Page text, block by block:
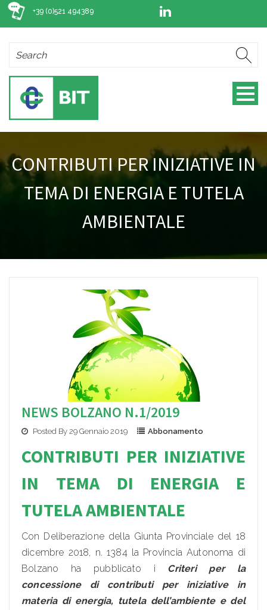
+39 (0)521 494389
CONTRIBUTI PER INIZIATIVE IN
TEMA DI ENERGIA E TUTELA
AMBIENTALE
NEWS BOLZANO N.1/2019
Posted By 29 Gennaio 2019 Abbonamento
CONTRIBUTI PER INIZIATIVE
IN TEMA DI ENERGIA E
TUTELA AMBIENTALE
Con Deliberazione della Giunta Provinciale del 18
dicembre 2018, n. 1384 la Provincia Autonoma di
Bolzano ha pubblicato i Criteri per la
concessione di contributi per iniziative in
materia di energia, tutela dell’ambiente e del